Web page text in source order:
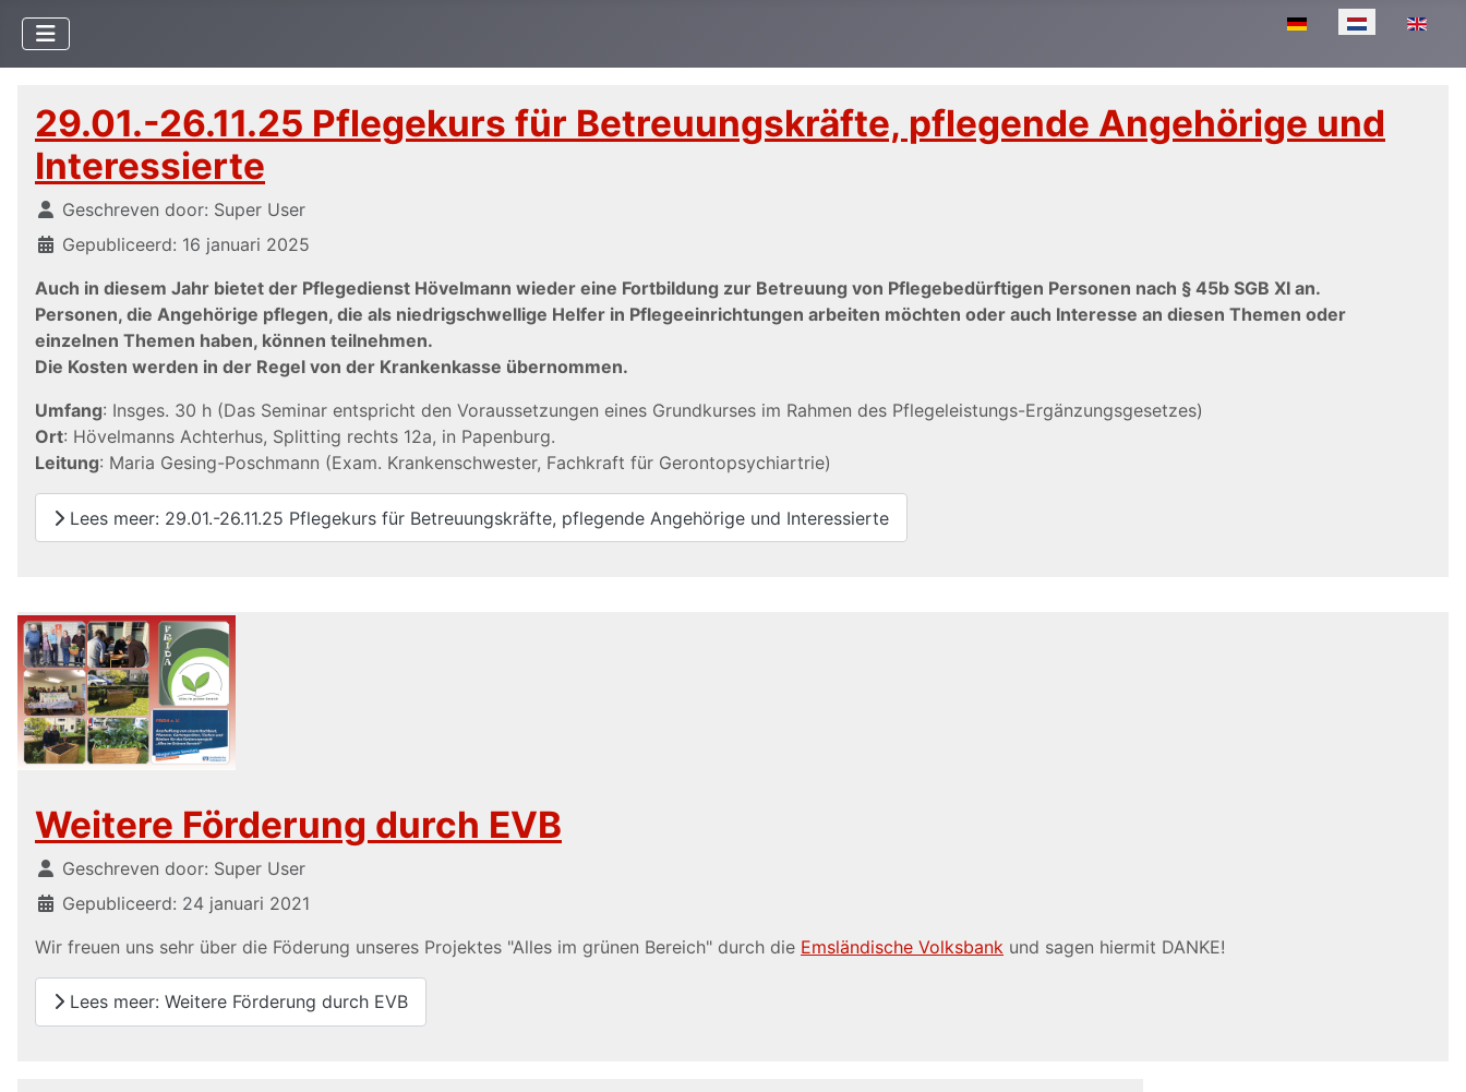
Selecteer de taal
29.01.-26.11.25 Pflegekurs für Betreuungskräfte, pflegende Angehörige und
Interessierte
DetailsGeschreven door: Super User
Gepubliceerd: 16 januari 2025
Auch in diesem Jahr bietet der Pflegedienst Hövelmann wieder eine Fortbildung zur Betreuung von Pflegebedürftigen Personen nach § 45b SGB XI an.
Personen, die Angehörige pflegen, die als niedrigschwellige Helfer in Pflegeeinrichtungen arbeiten möchten oder auch Interesse an diesen Themen oder
einzelnen Themen haben, können teilnehmen.
Die Kosten werden in der Regel von der Krankenkasse übernommen.
Umfang: Insges. 30 h (Das Seminar entspricht den Voraussetzungen eines Grundkurses im Rahmen des Pflegeleistungs-Ergänzungsgesetzes)
Ort: Hövelmanns Achterhus, Splitting rechts 12a, in Papenburg.
Leitung: Maria Gesing-Poschmann (Exam. Krankenschwester, Fachkraft für Gerontopsychiartrie)
Lees meer: 29.01.-26.11.25 Pflegekurs für Betreuungskräfte, pflegende Angehörige und Interessierte
Weitere Förderung durch EVB
Details
Geschreven door: Super User
Gepubliceerd: 24 januari 2021
Wir freuen uns sehr über die Föderung unseres Projektes "Alles im grünen Bereich" durch die Emsländische Volksbank und sagen hiermit DANKE!
Lees meer: Weitere Förderung durch EVB